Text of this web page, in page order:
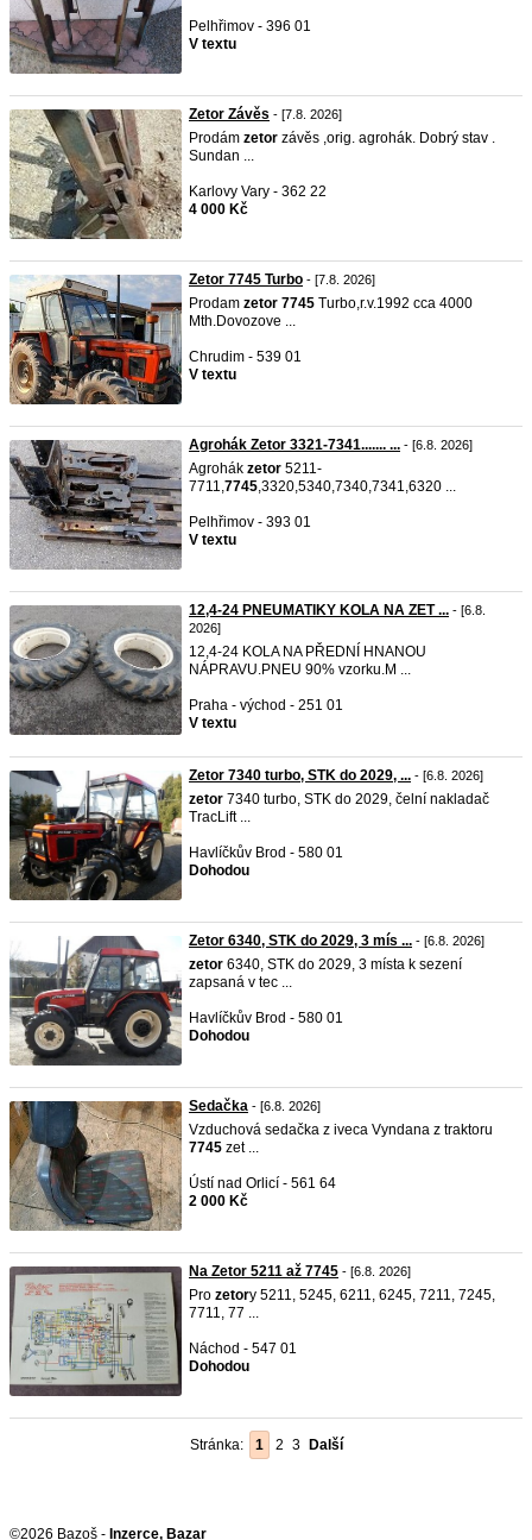
Pelhřimov - 396 01
V textu
Zetor Závěs - [7.8. 2026]
Prodám zetor závěs ,orig. agrohák. Dobrý stav .
Sundan ...
Karlovy Vary - 362 22
4 000 Kč
Zetor 7745 Turbo - [7.8. 2026]
Prodam zetor 7745 Turbo,r.v.1992 cca 4000
Mth.Dovozove ...
Chrudim - 539 01
V textu
Agrohák Zetor 3321-7341....... ... - [6.8. 2026]
Agrohák zetor 5211-
7711,7745,3320,5340,7340,7341,6320 ...
Pelhřimov - 393 01
V textu
12,4-24 PNEUMATIKY KOLA NA ZET ... - [6.8.
2026]
12,4-24 KOLA NA PŘEDNÍ HNANOU
NÁPRAVU.PNEU 90% vzorku.M ...
Praha - východ - 251 01
V textu
Zetor 7340 turbo, STK do 2029, ... - [6.8. 2026]
zetor 7340 turbo, STK do 2029, čelní nakladač
TracLift ...
Havlíčkův Brod - 580 01
Dohodou
Zetor 6340, STK do 2029, 3 mís ... - [6.8. 2026]
zetor 6340, STK do 2029, 3 místa k sezení
zapsaná v tec ...
Havlíčkův Brod - 580 01
Dohodou
Sedačka - [6.8. 2026]
Vzduchová sedačka z iveca Vyndana z traktoru
7745 zet ...
Ústí nad Orlicí - 561 64
2 000 Kč
Na Zetor 5211 až 7745 - [6.8. 2026]
Pro zetory 5211, 5245, 6211, 6245, 7211, 7245,
7711, 77 ...
Náchod - 547 01
Dohodou
Stránka: 1 2 3 Další
©2026 Bazoš - Inzerce, Bazar